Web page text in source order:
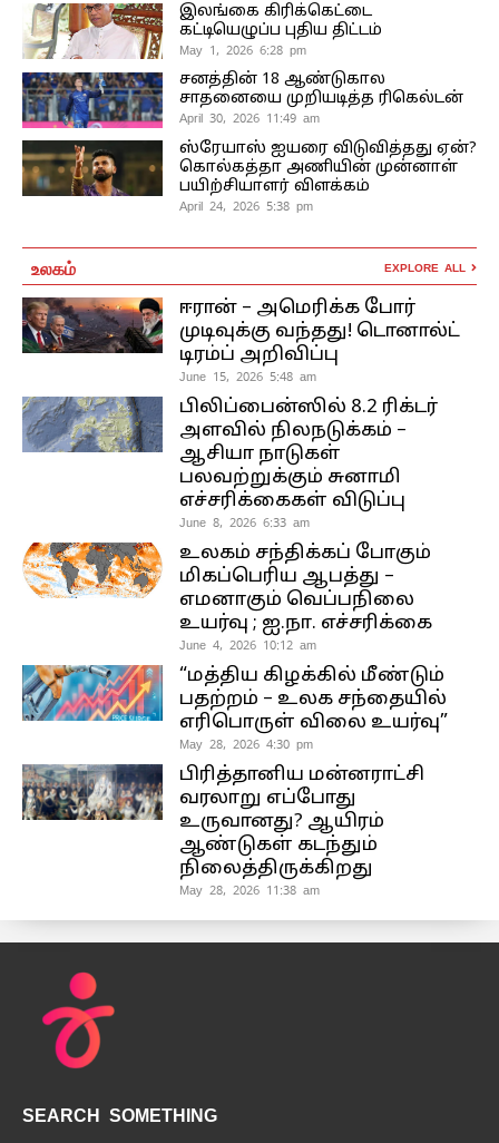
இலங்கை கிரிக்கெட்டை
கட்டியெழுப்ப புதிய திட்டம்
May 1, 2026 6:28 pm
சனத்தின் 18 ஆண்டுகால
சாதனையை முறியடித்த ரிகெல்டன்
April 30, 2026 11:49 am
ஸ்ரேயாஸ் ஐயரை விடுவித்தது ஏன்?
கொல்கத்தா அணியின் முன்னாள்
பயிற்சியாளர் விளக்கம்
April 24, 2026 5:38 pm
உலகம் EXPLORE ALL
ஈரான் – அமெரிக்க போர்
முடிவுக்கு வந்தது! டொனால்ட்
டிரம்ப் அறிவிப்பு
June 15, 2026 5:48 am
பிலிப்பைன்ஸில் 8.2 ரிக்டர்
அளவில் நிலநடுக்கம் –
ஆசியா நாடுகள்
பலவற்றுக்கும் சுனாமி
எச்சரிக்கைகள் விடுப்பு
June 8, 2026 6:33 am
உலகம் சந்திக்கப் போகும்
மிகப்பெரிய ஆபத்து –
எமனாகும் வெப்பநிலை
உயர்வு ; ஐ.நா. எச்சரிக்கை
June 4, 2026 10:12 am
“மத்திய கிழக்கில் மீண்டும்
பதற்றம் – உலக சந்தையில்
எரிபொருள் விலை உயர்வு”
May 28, 2026 4:30 pm
பிரித்தானிய மன்னராட்சி
வரலாறு எப்போது
உருவானது? ஆயிரம்
ஆண்டுகள் கடந்தும்
நிலைத்திருக்கிறது
May 28, 2026 11:38 am
SEARCH SOMETHING